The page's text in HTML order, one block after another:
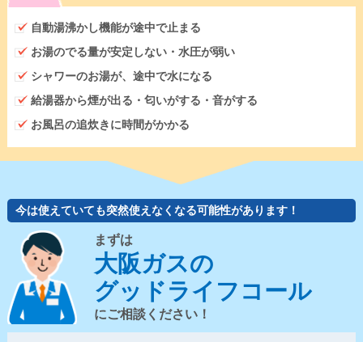
自動湯沸かし機能が途中で止まる
お湯のでる量が安定しない・水圧が弱い
シャワーのお湯が、途中で水になる
給湯器から煙が出る・匂いがする・音がする
お風呂の追炊きに時間がかかる
今は使えていても突然使えなくなる可能性があります！
まずは
大阪ガスの
グッドライフコール
にご相談ください！